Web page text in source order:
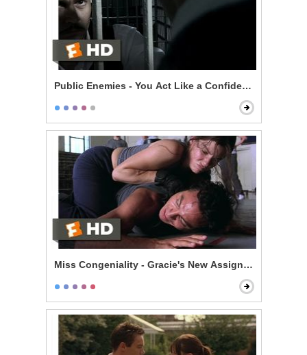
Public Enemies - You Act Like a Confident Man
Miss Congeniality - Gracie's New Assignment